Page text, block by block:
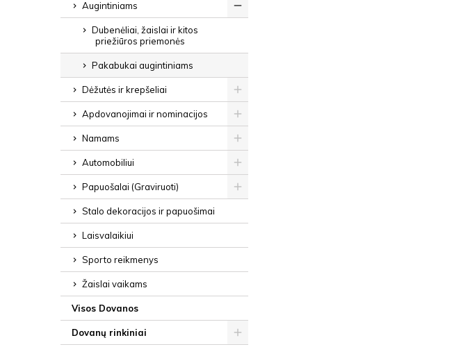
Augintiniams
Dubenėliai, žaislai ir kitos
priežiūros priemonės
Pakabukai augintiniams
Dėžutės ir krepšeliai
Apdovanojimai ir nominacijos
Namams
Automobiliui
Papuošalai (Graviruoti)
Stalo dekoracijos ir papuošimai
Laisvalaikiui
Sporto reikmenys
Žaislai vaikams
Visos Dovanos
Dovanų rinkiniai